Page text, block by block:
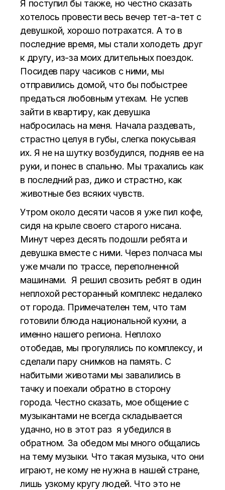
Я поступил бы также, но честно сказать
хотелось провести весь вечер тет-а-тет с
девушкой, хорошо потрахатся. А то в
последние время, мы стали холодеть друг
к другу, из-за моих длительных поездок.
Посидев пару часиков с ними, мы
отправились домой, что бы побыстрее
предаться любовным утехам. Не успев
зайти в квартиру, как девушка
набросилась на меня. Начала раздевать,
страстно целуя в губы, слегка покусывая
их. Я не на шутку возбудился, подняв ее на
руки, и понес в спальню. Мы трахались как
в последний раз, дико и страстно, как
животные без всяких чувств.
Утром около десяти часов я уже пил кофе,
сидя на крыле своего старого нисана.
Минут через десять подошли ребята и
девушка вместе с ними. Через полчаса мы
уже мчали по трассе, переполненной
машинами. Я решил свозить ребят в один
неплохой ресторанный комплекс недалеко
от города. Примечателен тем, что там
готовили блюда национальной кухни, а
именно нашего региона. Неплохо
отобедав, мы прогулялись по комплексу, и
сделали пару снимков на память. С
набитыми животами мы завалились в
тачку и поехали обратно в сторону
города. Честно сказать, мое общение с
музыкантами не всегда складывается
удачно, но в этот раз я убедился в
обратном. За обедом мы много общались
на тему музыки. Что такая музыка, что они
играют, не кому не нужна в нашей стране,
лишь узкому кругу людей. Что это не